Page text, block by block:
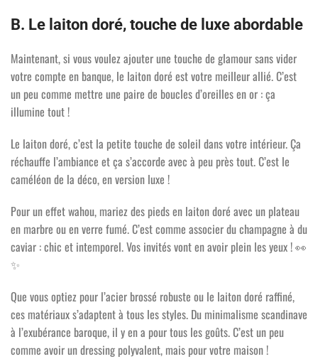
B. Le laiton doré, touche de luxe abordable
Maintenant, si vous voulez ajouter une touche de glamour sans vider
votre compte en banque, le laiton doré est votre meilleur allié. C’est
un peu comme mettre une paire de boucles d’oreilles en or : ça
illumine tout !
Le laiton doré, c’est la petite touche de soleil dans votre intérieur. Ça
réchauffe l’ambiance et ça s’accorde avec à peu près tout. C’est le
caméléon de la déco, en version luxe !
Pour un effet wahou, mariez des pieds en laiton doré avec un plateau
en marbre ou en verre fumé. C’est comme associer du champagne à du
caviar : chic et intemporel. Vos invités vont en avoir plein les yeux !👀
✨
Que vous optiez pour l’acier brossé robuste ou le laiton doré raffiné,
ces matériaux s’adaptent à tous les styles. Du minimalisme scandinave
à l’exubérance baroque, il y en a pour tous les goûts. C’est un peu
comme avoir un dressing polyvalent, mais pour votre maison !